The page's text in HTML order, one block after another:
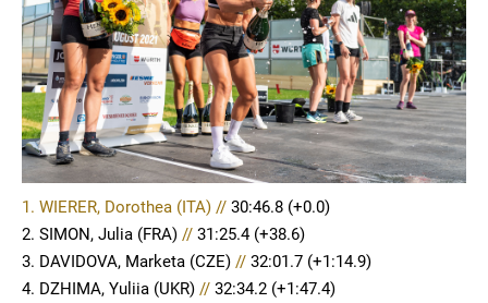
1. WIERER, Dorothea (ITA) // 30:46.8 (+0.0)
2. SIMON, Julia (FRA) //31:25.4 (+38.6)
3. DAVIDOVA, Marketa (CZE) //32:01.7 (+1:14.9)
4. DZHIMA, Yuliia (UKR) //32:34.2 (+1:47.4)